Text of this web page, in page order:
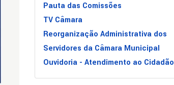
Pauta das Comissões
TV Câmara
Reorganização Administrativa dos
Servidores da Câmara Municipal
Ouvidoria - Atendimento ao Cidadão